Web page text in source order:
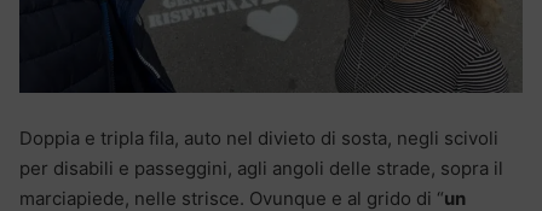
Doppia e tripla fila, auto nel divieto di sosta, negli scivoli
per disabili e passeggini, agli angoli delle strade, sopra il
marciapiede, nelle strisce. Ovunque e al grido di “un